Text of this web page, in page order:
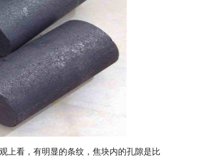
上看，有明显的条纹，焦块内的孔隙是比